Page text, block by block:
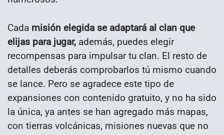
Cada misión elegida se adaptará al clan que
elijas para jugar, además, puedes elegir
recompensas para impulsar tu clan. El resto de
detalles deberás comprobarlos tú mismo cuando
se lance. Pero se agradece este tipo de
expansiones con contenido gratuito, y no ha sido
la única, ya antes se han agregado más mapas,
con tierras volcánicas, misiones nuevas que no